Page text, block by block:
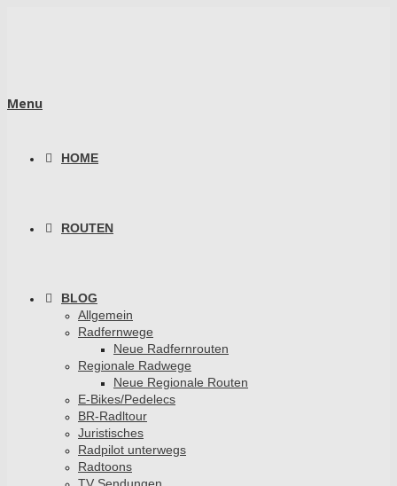
Menu
HOME
ROUTEN
BLOG
Allgemein
Radfernwege
Neue Radfernrouten
Regionale Radwege
Neue Regionale Routen
E-Bikes/Pedelecs
BR-Radltour
Juristisches
Radpilot unterwegs
Radtoons